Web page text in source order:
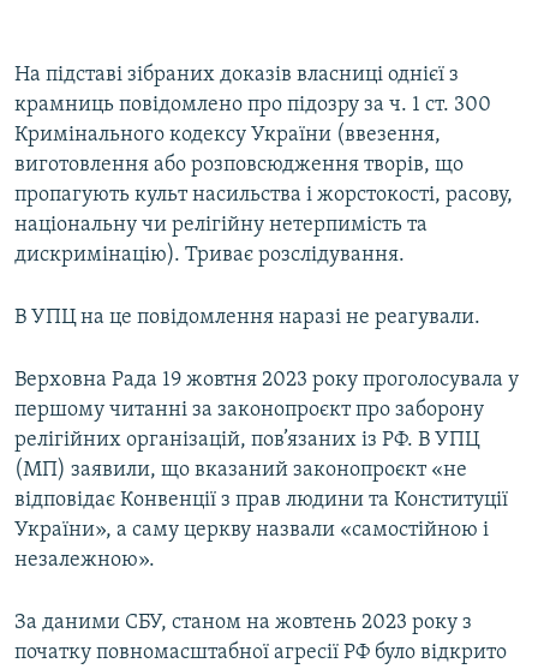
На підставі зібраних доказів власниці однієї з
крамниць повідомлено про підозру за ч. 1 ст. 300
Кримінального кодексу України (ввезення,
виготовлення або розповсюдження творів, що
пропагують культ насильства і жорстокості, расову,
національну чи релігійну нетерпимість та
дискримінацію). Триває розслідування.
В УПЦ на це повідомлення наразі не реагували.
Верховна Рада 19 жовтня 2023 року проголосувала у
першому читанні за законопроєкт про заборону
релігійних організацій, пов’язаних із РФ. В УПЦ
(МП) заявили, що вказаний законопроєкт «не
відповідає Конвенції з прав людини та Конституції
України», а саму церкву назвали «самостійною і
незалежною».
За даними СБУ, станом на жовтень 2023 року з
початку повномасштабної агресії РФ було відкрито